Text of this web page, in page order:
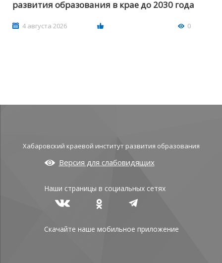
развития образования в крае до 2030 года
4 августа 2026 0
Хабаровский краевой институт развития образования
Версия для слабовидящих
Наши страницы в социальных сетях
Скачайте наше мобильное приложение